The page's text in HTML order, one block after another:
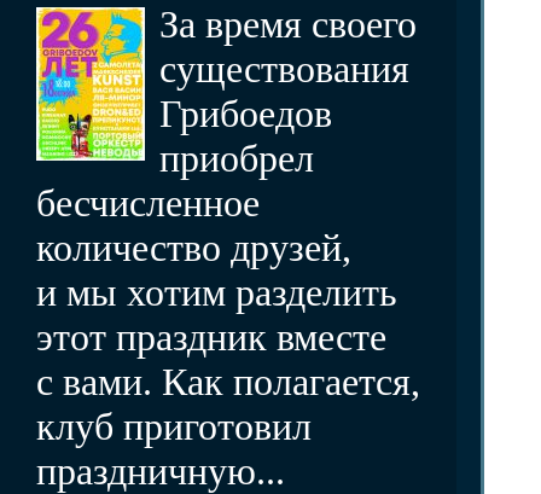
За время своего
существования
Грибоедов
приобрел
бесчисленное
количество друзей,
и мы хотим разделить
этот праздник вместе
с вами. Как полагается,
клуб приготовил
праздничную...